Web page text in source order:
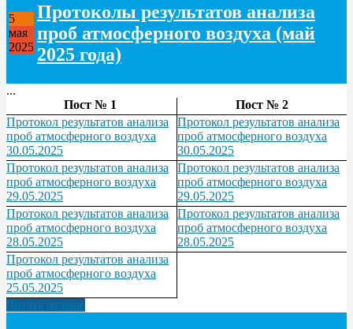
5
мая
2025
Протоколы результатов анализа
проб атмосферного воздуха (май
2025 года)
...
Пост № 1
Пост № 2
Протокол результатов анализа
проб атмосферного воздуха
30.05.2025
Протокол результатов анализа
проб атмосферного воздуха
30.05.2025
Протокол результатов анализа
проб атмосферного воздуха
29.05.2025
Протокол результатов анализа
проб атмосферного воздуха
29.05.2025
Протокол результатов анализа
проб атмосферного воздуха
28.05.2025
Протокол результатов анализа
проб атмосферного воздуха
28.05.2025
Протокол результатов анализа
проб атмосферного воздуха
25.05.2025
Читать дальше